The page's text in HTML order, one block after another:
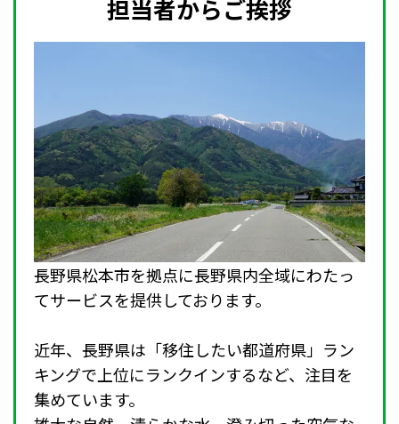
担当者からご挨拶
長野県松本市を拠点に長野県内全域にわたっ
てサービスを提供しております。
近年、長野県は「移住したい都道府県」ラン
キングで上位にランクインするなど、注目を
集めています。